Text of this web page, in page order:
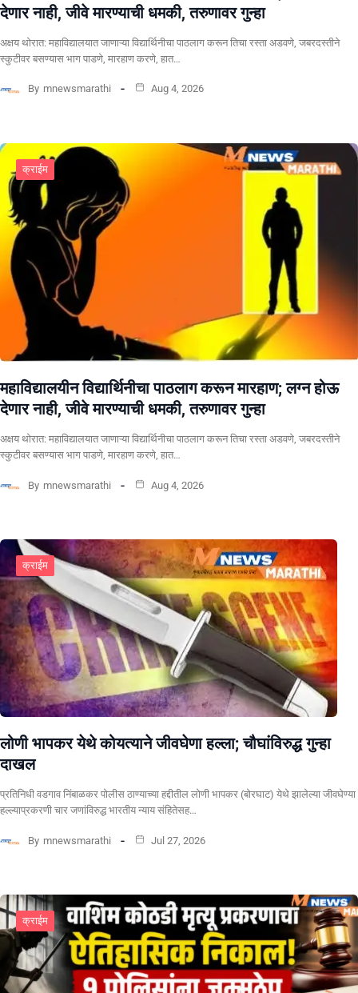
देणार नाही, जीवे मारण्याची धमकी, तरुणावर गुन्हा
अक्षय थोरात: महाविद्यालयात जाणाऱ्या विद्यार्थिनीचा पाठलाग करून तिचा रस्ता अडवणे, जबरदस्तीने
स्कुटीवर बसण्यास भाग पाडणे, मारहाण करणे, हात…
By mnewsmarathi Aug 4, 2026
क्राईम
महाविद्यालयीन विद्यार्थिनीचा पाठलाग करून मारहाण; लग्न होऊ
देणार नाही, जीवे मारण्याची धमकी, तरुणावर गुन्हा
अक्षय थोरात: महाविद्यालयात जाणाऱ्या विद्यार्थिनीचा पाठलाग करून तिचा रस्ता अडवणे, जबरदस्तीने
स्कुटीवर बसण्यास भाग पाडणे, मारहाण करणे, हात…
By mnewsmarathi Aug 4, 2026
क्राईम
लोणी भापकर येथे कोयत्याने जीवघेणा हल्ला; चौघांविरुद्ध गुन्हा
दाखल
प्रतिनिधी वडगाव निंबाळकर पोलीस ठाण्याच्या हद्दीतील लोणी भापकर (बोरघाट) येथे झालेल्या जीवघेण्या
हल्ल्याप्रकरणी चार जणांविरुद्ध भारतीय न्याय संहितेसह…
By mnewsmarathi Jul 27, 2026
क्राईम